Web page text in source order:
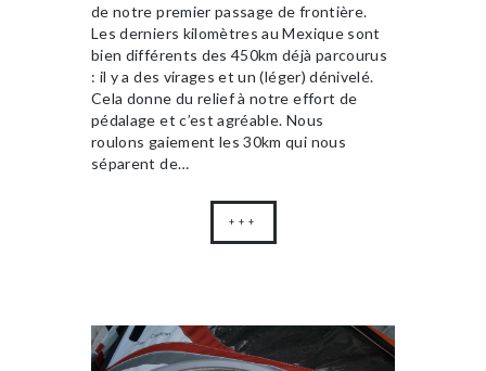
de notre premier passage de frontière.
Les derniers kilomètres au Mexique sont
bien différents des 450km déjà parcourus
: il y a des virages et un (léger) dénivelé.
Cela donne du relief à notre effort de
pédalage et c’est agréable. Nous
roulons gaiement les 30km qui nous
séparent de…
+++